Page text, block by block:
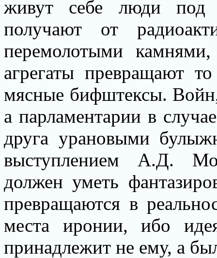
живут себе люди под
получают от
перемолотыми
агрегаты превращают
мясные бифштексы. Войн,
а парламентарии в
друга урановыми
выступлением А.Д.
должен уметь
превращаются в
места иронии, ибо
принадлежит не ему, а